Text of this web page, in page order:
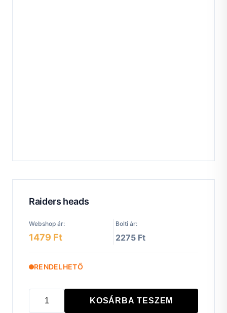
Raiders heads
Webshop ár: Bolti ár:
1479 Ft 2275 Ft
RENDELHETŐ
Raiders
KOSÁRBA TESZEM